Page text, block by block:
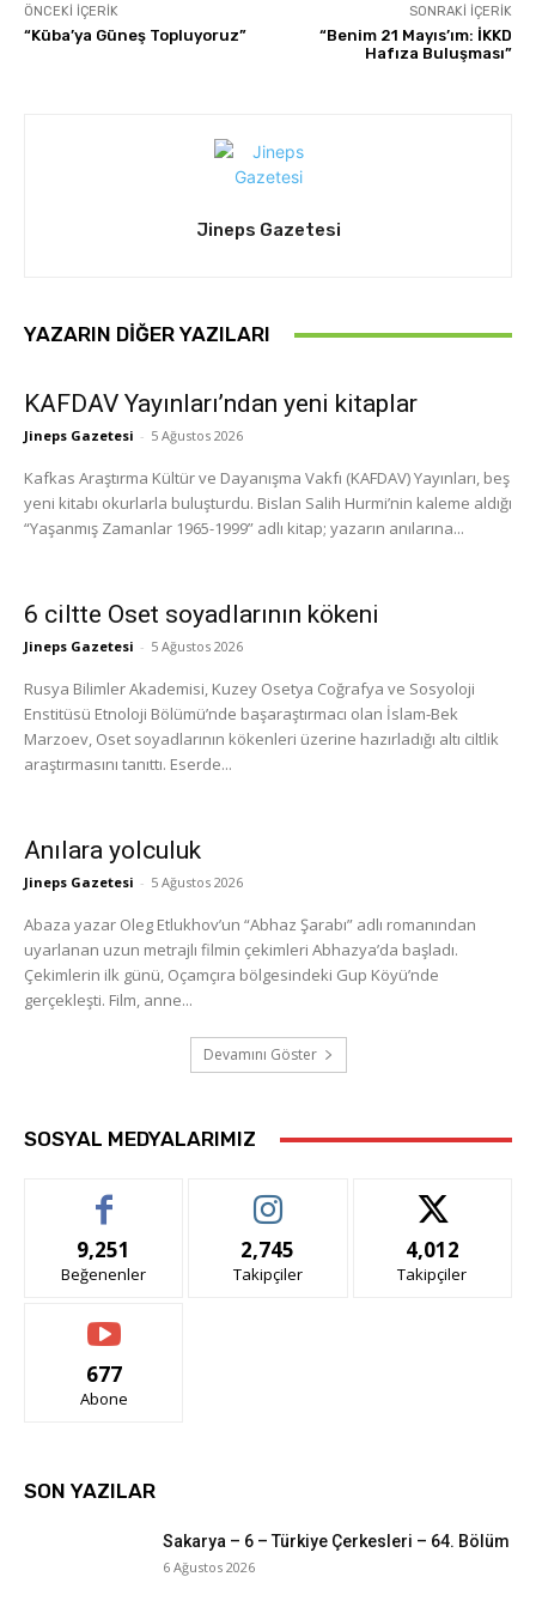
ÖNCEKI İÇERIK
“Küba’ya Güneş Topluyoruz”
SONRAKI İÇERIK
“Benim 21 Mayıs’ım: İKKD
Hafıza Buluşması”
Jineps Gazetesi
YAZARIN DIĞER YAZILARI
KAFDAV Yayınları’ndan yeni kitaplar
Jineps Gazetesi - 5 Ağustos 2026
Kafkas Araştırma Kültür ve Dayanışma Vakfı (KAFDAV) Yayınları, beş
yeni kitabı okurlarla buluşturdu. Bislan Salih Hurmi’nin kaleme aldığı
“Yaşanmış Zamanlar 1965-1999” adlı kitap; yazarın anılarına...
6 ciltte Oset soyadlarının kökeni
Jineps Gazetesi - 5 Ağustos 2026
Rusya Bilimler Akademisi, Kuzey Osetya Coğrafya ve Sosyoloji
Enstitüsü Etnoloji Bölümü’nde başaraştırmacı olan İslam-Bek
Marzoev, Oset soyadlarının kökenleri üzerine hazırladığı altı ciltlik
araştırmasını tanıttı. Eserde...
Anılara yolculuk
Jineps Gazetesi - 5 Ağustos 2026
Abaza yazar Oleg Etlukhov’un “Abhaz Şarabı” adlı romanından
uyarlanan uzun metrajlı filmin çekimleri Abhazya’da başladı.
Çekimlerin ilk günü, Oçamçıra bölgesindeki Gup Köyü’nde
gerçekleşti. Film, anne...
Devamını Göster
SOSYAL MEDYALARIMIZ
9,251
Beğenenler
2,745
Takipçiler
4,012
Takipçiler
677
Abone
SON YAZILAR
Sakarya – 6 – Türkiye Çerkesleri – 64. Bölüm
6 Ağustos 2026